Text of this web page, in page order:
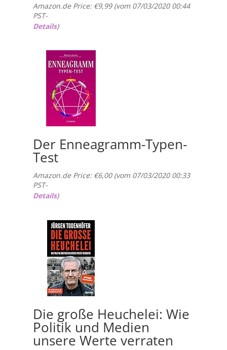
Amazon.de Price: €9,99(vom 07/03/2020 00:44
PST-
Details)
Der Enneagramm-Typen-
Test
Amazon.de Price: €6,00(vom 07/03/2020 00:33
PST-
Details)
Die große Heuchelei: Wie
Politik und Medien
unsere Werte verraten